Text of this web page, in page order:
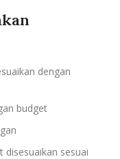
dengan
budget
disesuaikan sesuai